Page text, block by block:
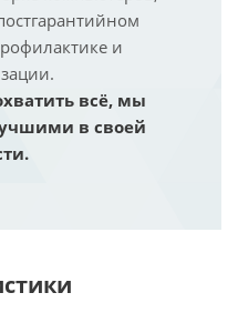
и
всё, мы
в своей